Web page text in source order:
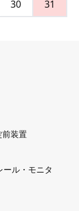
30 31
前装置
ール・モニタ